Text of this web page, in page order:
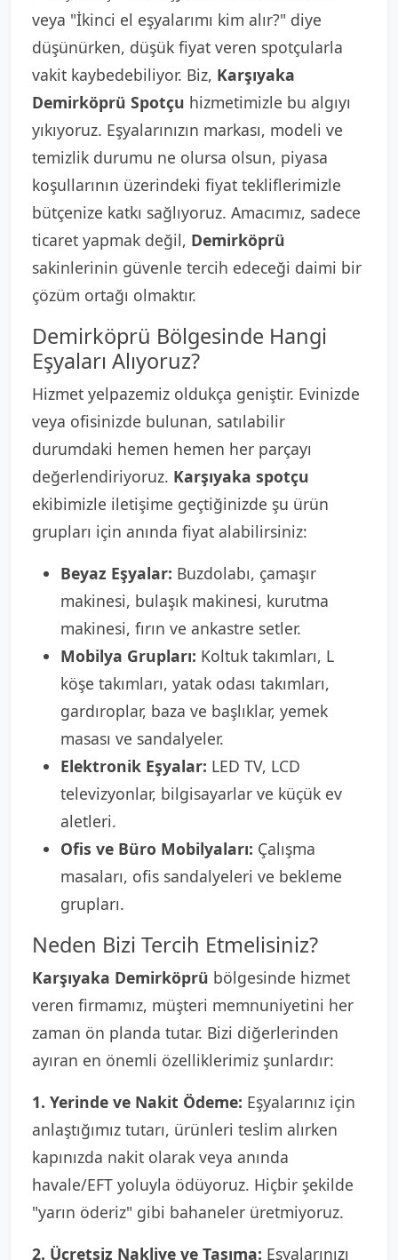
veya "İkinci el eşyalarımı kim alır?" diye
düşünürken, düşük fiyat veren spotçularla
vakit kaybedebiliyor. Biz, Karşıyaka
Demirköprü Spotçu hizmetimizle bu algıyı
yıkıyoruz. Eşyalarınızın markası, modeli ve
temizlik durumu ne olursa olsun, piyasa
koşullarının üzerindeki fiyat tekliflerimizle
bütçenize katkı sağlıyoruz. Amacımız, sadece
ticaret yapmak değil, Demirköprü
sakinlerinin güvenle tercih edeceği daimi bir
çözüm ortağı olmaktır.
Demirköprü Bölgesinde Hangi
Eşyaları Alıyoruz?
Hizmet yelpazemiz oldukça geniştir. Evinizde
veya ofisinizde bulunan, satılabilir
durumdaki hemen hemen her parçayı
değerlendiriyoruz. Karşıyaka spotçu
ekibimizle iletişime geçtiğinizde şu ürün
grupları için anında fiyat alabilirsiniz:
Beyaz Eşyalar: Buzdolabı, çamaşır
makinesi, bulaşık makinesi, kurutma
makinesi, fırın ve ankastre setler.
Mobilya Grupları: Koltuk takımları, L
köşe takımları, yatak odası takımları,
gardıroplar, baza ve başlıklar, yemek
masası ve sandalyeler.
Elektronik Eşyalar: LED TV, LCD
televizyonlar, bilgisayarlar ve küçük ev
aletleri.
Ofis ve Büro Mobilyaları: Çalışma
masaları, ofis sandalyeleri ve bekleme
grupları.
Neden Bizi Tercih Etmelisiniz?
Karşıyaka Demirköprü bölgesinde hizmet
veren firmamız, müşteri memnuniyetini her
zaman ön planda tutar. Bizi diğerlerinden
ayıran en önemli özelliklerimiz şunlardır:
1. Yerinde ve Nakit Ödeme: Eşyalarınız için
anlaştığımız tutarı, ürünleri teslim alırken
kapınızda nakit olarak veya anında
havale/EFT yoluyla ödüyoruz. Hiçbir şekilde
"yarın öderiz" gibi bahaneler üretmiyoruz.
2. Ücretsiz Nakliye ve Taşıma: Eşyalarınızı